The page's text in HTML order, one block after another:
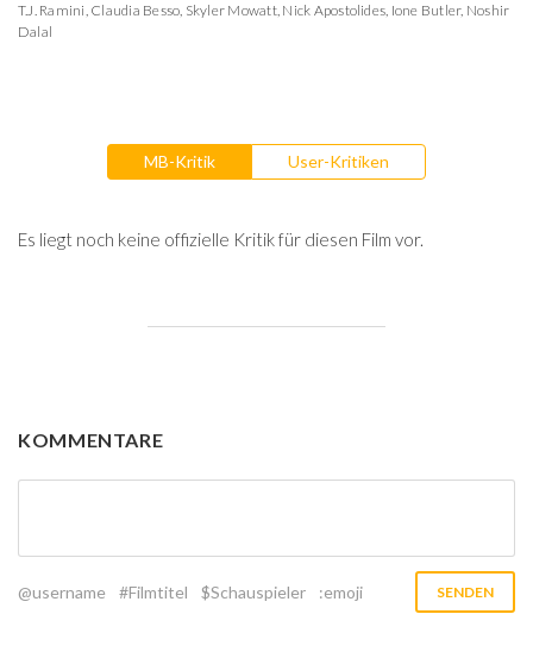
T.J. Ramini, Claudia Besso, Skyler Mowatt, Nick Apostolides, Ione Butler, Noshir
Dalal
MB-Kritik User-Kritiken
Es liegt noch keine offizielle Kritik für diesen Film vor.
KOMMENTARE
@username #Filmtitel $Schauspieler :emoji